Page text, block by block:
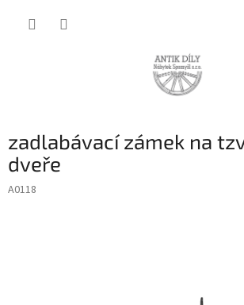
zadlabávací zámek na
dveře
A0118